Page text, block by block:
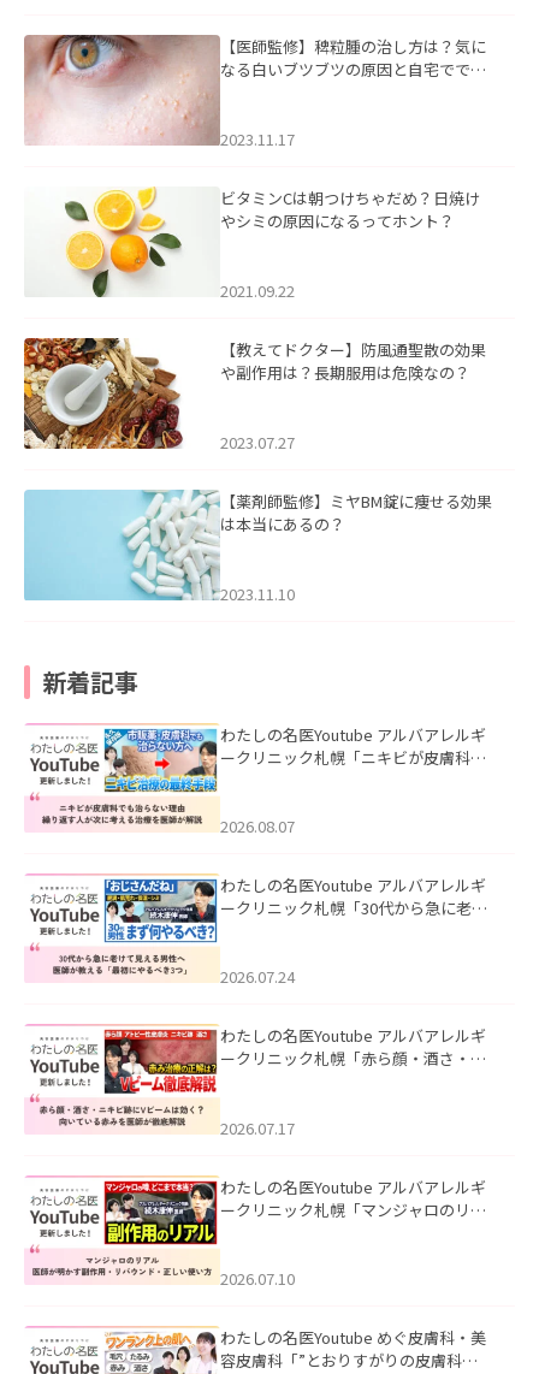
【医師監修】稗粒腫の治し方は？気に
なる白いブツブツの原因と自宅ででき
2023.11.17
ビタミンCは朝つけちゃだめ？日焼け
やシミの原因になるってホント？
2021.09.22
【教えてドクター】防風通聖散の効果
や副作用は？長期服用は危険なの？
2023.07.27
【薬剤師監修】ミヤBM錠に痩せる効果
は本当にあるの？
2023.11.10
新着記事
わたしの名医Youtube アルバアレルギ
ークリニック札幌「ニキビが皮膚科で
ました。
2026.08.07
わたしの名医Youtube アルバアレルギ
ークリニック札幌「30代から急に老け
た。
2026.07.24
わたしの名医Youtube アルバアレルギ
ークリニック札幌「赤ら顔・酒さ・ニ
した。
2026.07.17
わたしの名医Youtube アルバアレルギ
ークリニック札幌「マンジャロのリア
た。
2026.07.10
わたしの名医Youtube めぐ皮膚科・美
容皮膚科「”とおりすがりの皮膚科